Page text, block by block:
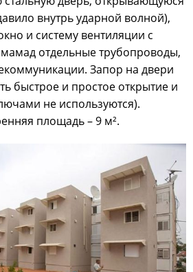
внутрь ударной волной),
и систему вентиляции с
отдельные трубопроводы,
Запор на двери
быстрое и простое открытие и
не используются).
площадь – 9 м².